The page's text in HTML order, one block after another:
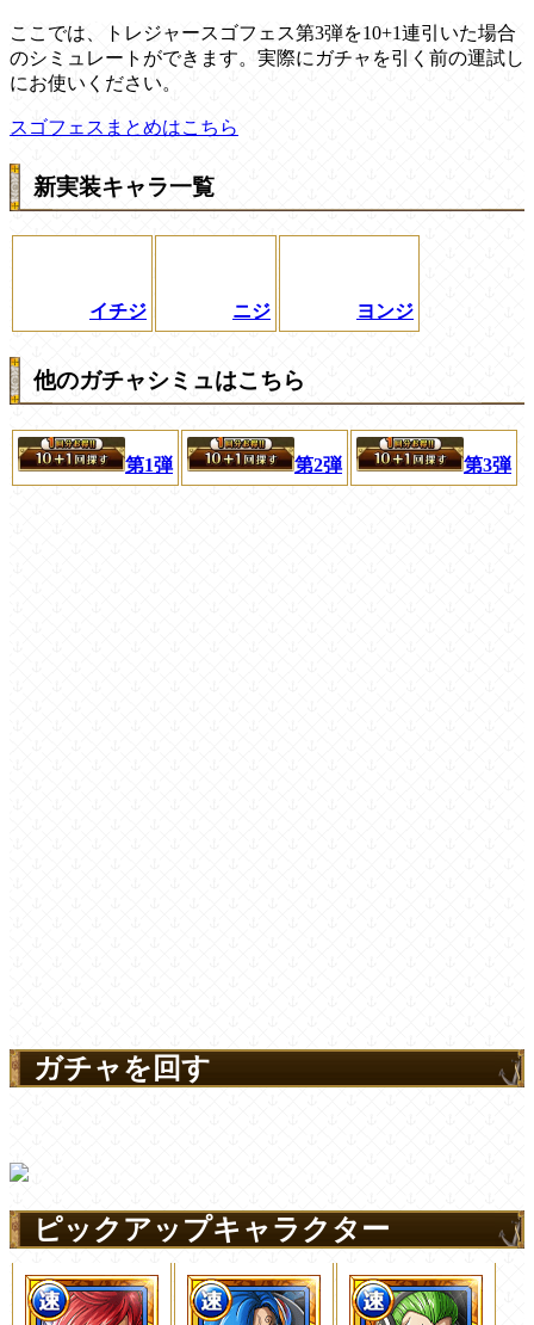
ここでは、トレジャースゴフェス第3弾を10+1連引いた場合
のシミュレートができます。実際にガチャを引く前の運試し
にお使いください。
スゴフェスまとめはこちら
新実装キャラ一覧
イチジ ニジ ヨンジ
他のガチャシミュはこちら
第1弾 第2弾 第3弾
ガチャを回す
ピックアップキャラクター